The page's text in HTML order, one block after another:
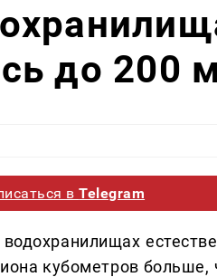
до 200
вTelegram
кубометров